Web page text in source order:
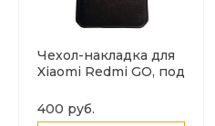
Чехол-накладка для
Xiaomi Redmi GO, под
400 руб.